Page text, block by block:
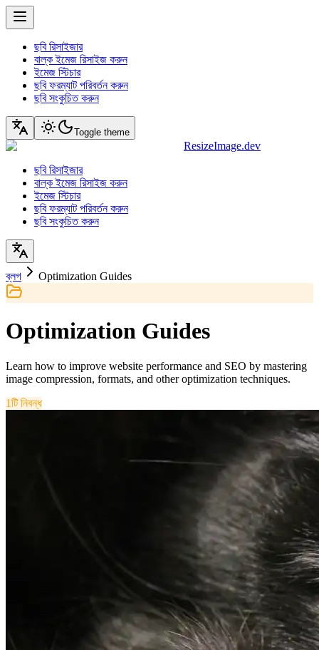
ছবি রিসাইজার
বাল্ক ইমেজ রিসাইজ করুন
ইমেজ স্টিচার
ছবি ফরম্যাট পরিবর্তন করুন
ছবি সংকুচিত করুন
Toggle theme
ResizeImage.dev
ছবি রিসাইজার
বাল্ক ইমেজ রিসাইজ করুন
ইমেজ স্টিচার
ছবি ফরম্যাট পরিবর্তন করুন
ছবি সংকুচিত করুন
ব্লগ Optimization Guides
Optimization Guides
Learn how to improve website performance and SEO by mastering
image compression, formats, and other optimization techniques.
1টি নিবন্ধ